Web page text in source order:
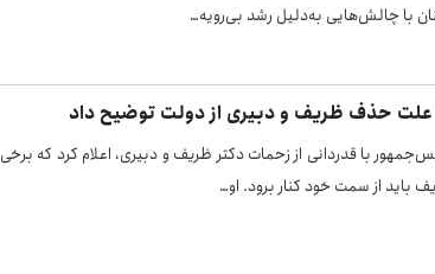
با چالش‌هایی به‌دلیل رشد بی‌رویه…
علت حذف ظریف و دبیری از دولت توضیح داد
با قدردانی از زحمات دکتر ظریف و دبیری، اعلام کرد که برخی
باید از سمت خود کنار برود. او…